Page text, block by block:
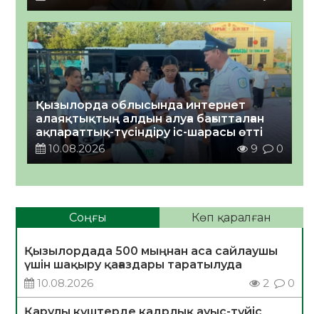
Қызылорда облысында интернет
алаяқтықтың алдын алуға бағытталған
ақпараттық-түсіндіру іс-шарасы өтті
10.08.2026
9 0
Соңғы Көп қаралған
Қызылордада 500 мыңнан аса сайлаушы
үшін шақыру қағаздары таратылуда
10.08.2026
2 0